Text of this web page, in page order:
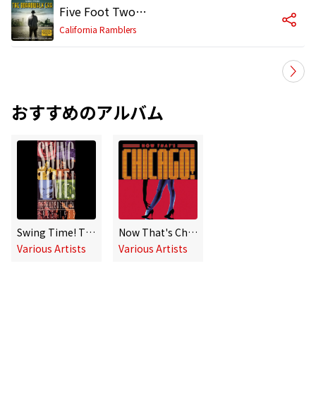
Five Foot Two, Eyes of Blue
California Ramblers
おすすめのアルバム
Swing Time! The Fabulous Big Band Era 1925 - 1955
Various Artists
Now That's Chicago
Various Artists